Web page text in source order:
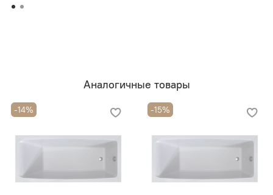
Аналогичные товары
-14% -15%